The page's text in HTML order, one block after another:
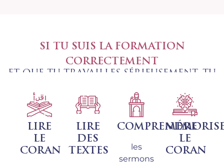
SI TU SUIS LA FORMATION
CORRECTEMENT
ET QUE TU TRAVAILLES SÉRIEUSEMENT, TU
LIRE
LE
CORAN
LIRE
DES
TEXTES
COMPRENDRE
les
sermons
LE
CORAN